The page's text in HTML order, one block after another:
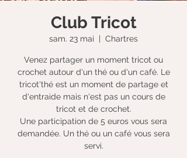
Club Tricot
sam. 23 mai
  |
Chartres
Venez partager un moment tricot ou
crochet autour d'un thé ou d'un café. Le
tricot'thé est un moment de partage et
d'entraide mais n'est pas un cours de
tricot et de crochet.
Une participation de 5 euros vous sera
demandée. Un thé ou un café vous sera
servi.